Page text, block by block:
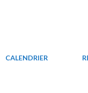
CALENDRIER